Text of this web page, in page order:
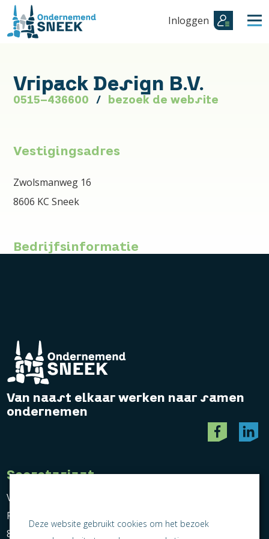
Inloggen
Vripack Design B.V.
0515-436600 bezoek de website
Vestigingsadres
Zwolsmanweg 16
8606 KC Sneek
Bedrijfsinformatie
Van naast elkaar werken naar samen
ondernemen
Secretariaat
Vereniging Ondernemend Sneek
Postbus 464
8600 AL Sneek
Deze website gebruikt cookies om het bezoek